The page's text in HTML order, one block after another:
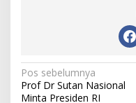
N
a
Pos sebelumnya
Prof Dr Sutan Nasional
Minta Presiden RI